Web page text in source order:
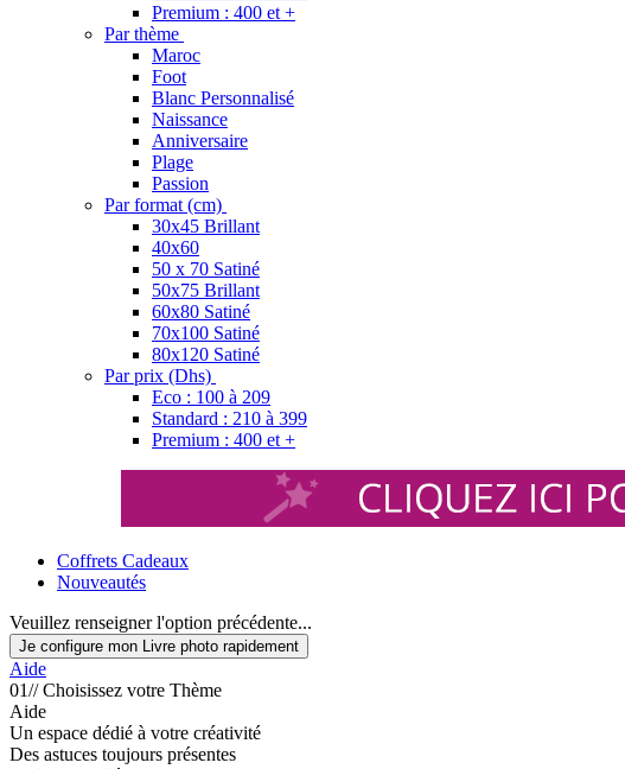
Premium : 400 et +
Par thème
Maroc
Foot
Blanc Personnalisé
Naissance
Anniversaire
Plage
Passion
Par format (cm)
30x45 Brillant
40x60
50 x 70 Satiné
50x75 Brillant
60x80 Satiné
70x100 Satiné
80x120 Satiné
Par prix (Dhs)
Eco : 100 à 209
Standard : 210 à 399
Premium : 400 et +
Coffrets Cadeaux
Nouveautés
Veuillez renseigner l'option précédente...
Je configure mon Livre photo rapidement
Aide
01// Choisissez votre Thème
Aide
Un espace dédié à votre créativité
Des astuces toujours présentes